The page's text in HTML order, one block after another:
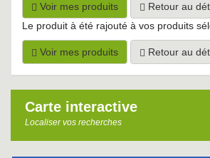
Voir mes produits
Retour au
Le produit à été rajouté à vos produits
Voir mes produits Retour au
Carte interactive
Localiser vos recherches